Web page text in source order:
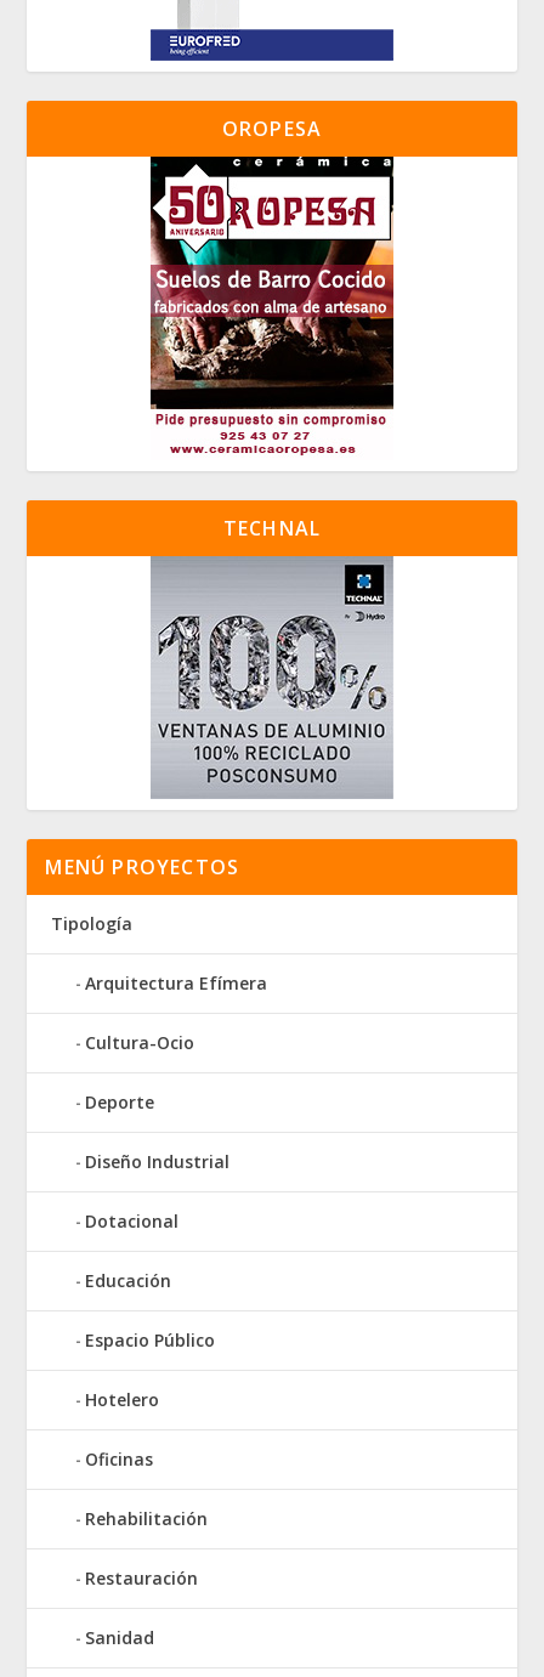
OROPESA
TECHNAL
MENÚ PROYECTOS
Tipología
Arquitectura Efímera
Cultura-Ocio
Deporte
Diseño Industrial
Dotacional
Educación
Espacio Público
Hotelero
Oficinas
Rehabilitación
Restauración
Sanidad